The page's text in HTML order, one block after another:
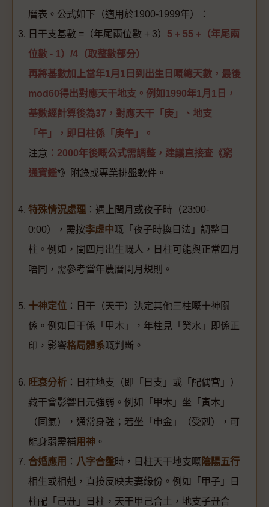
曆表。公式如下（適用於1900-1999年）：
日干支基數 =（年尾兩位數 + 3） 5 + 55 +（年尾兩
位數 - 1）/4（取整數部分）
再將基數加上當年1月1日到出生日嘅總天數，最後
mod60得出對應天干地支。例如1990年1月1日，
基數經計算後為37，對應天干「庚」、地支
「午」，即日柱係「庚午」。
注意 ：2000年後嘅公式需調整，建議直接查《窮
通寶鑑*》附錄或專業排盤軟件。
特殊情況處理 ：遇上閏月或夜子時（23:00-
0:00），需按李虛中嘅「夜子時換日法」調整日
柱。例如，閏四月出生嘅人，日柱可能與正常四月
唔同，需參考當年農曆閏月規則。
十神定位 ：日干（天干）決定其他三柱嘅十神關
係。例如日干係「甲木」，年柱見「癸水」即係正
印，影響格局體系嘅判斷。
旺衰分析 ：日柱地支（即「日支」或「配偶宮」）
藏干會影響日元強弱。例如「甲木」坐「寅木」
（同氣），通常身強；若坐「申金」（受剋），可
能身弱需補用神 。
合婚應用 ： 八字合盤時，日柱天干地支嘅 陰陽五行
相生或相剋，直接反映夫妻緣份。例如「甲子」日
柱配「己丑」日柱，天干甲己合土，地支子丑合